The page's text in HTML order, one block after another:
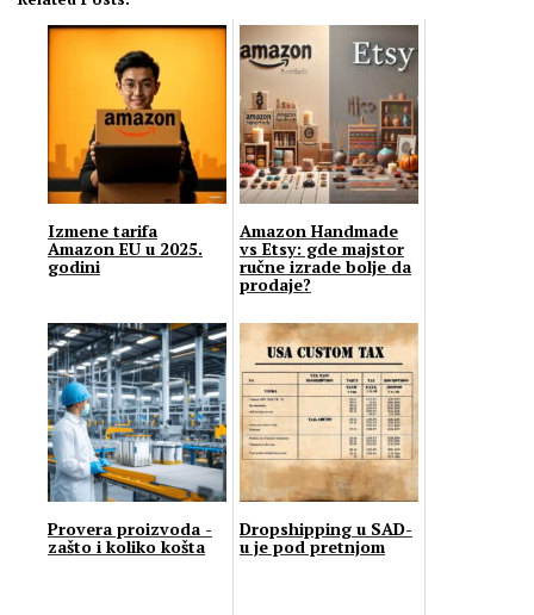
Izmene tarifa
Amazon EU u 2025.
godini
Amazon Handmade
vs Etsy: gde majstor
ručne izrade bolje da
prodaje?
Provera proizvoda -
zašto i koliko košta
Dropshipping u SAD-
u je pod pretnjom